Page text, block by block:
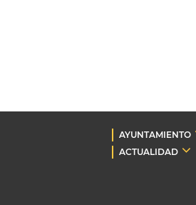
AYUNTAMIENTO
ACTUALIDAD